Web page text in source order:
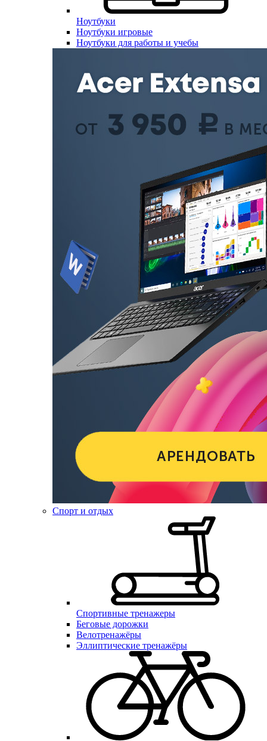
Ноутбуки
Ноутбуки игровые
Ноутбуки для работы и учебы
Спорт и отдых
Спортивные тренажеры
Беговые дорожки
Велотренажёры
Эллиптические тренажёры